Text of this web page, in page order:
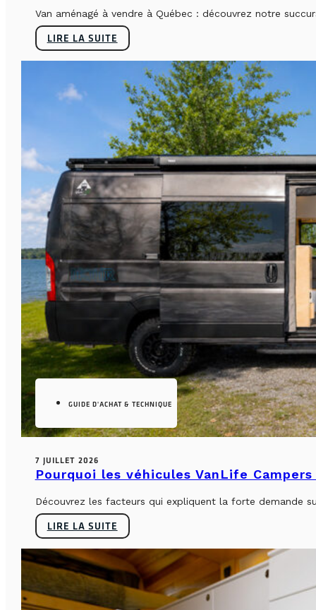
Van aménagé à vendre à Québec : découvrez notre
LIRE LA SUITE
GUIDE D'ACHAT & TECHNIQUE
7 JUILLET 2026
Pourquoi les véhicules VanLife
Découvrez les facteurs qui expliquent la forte demande
LIRE LA SUITE